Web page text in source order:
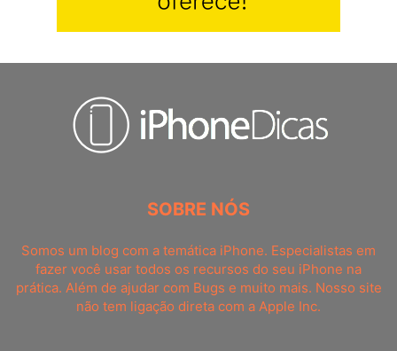
SOBRE NÓS
Somos um blog com a temática iPhone. Especialistas em
fazer você usar todos os recursos do seu iPhone na
prática. Além de ajudar com Bugs e muito mais. Nosso site
não tem ligação direta com a Apple Inc.